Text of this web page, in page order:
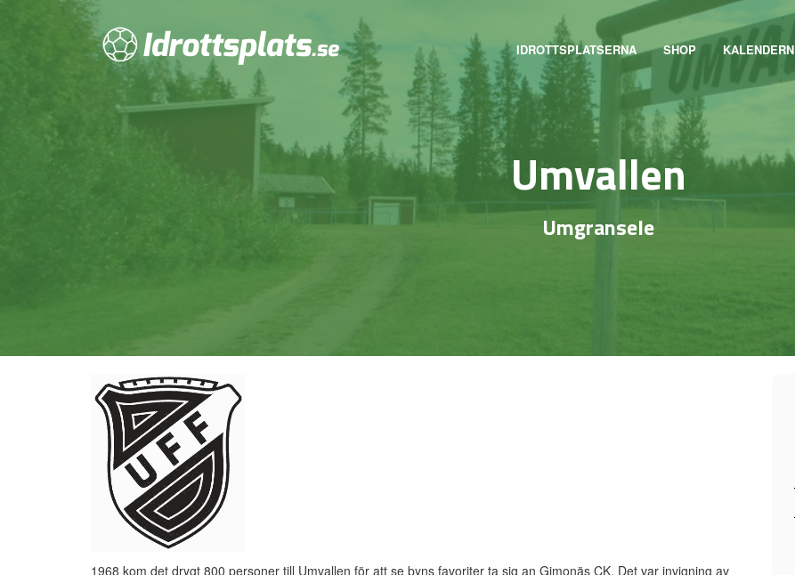
IDROTTSPLATSERNA SHOP KALENDERN
Umvallen
Umgransele
1968 kom det drygt 800 personer till Umvallen för att se byns favoriter ta sig an Gimonäs CK. Det var invigning av